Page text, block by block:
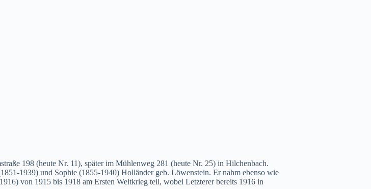
198 (heute Nr. 11), später im Mühlenweg 281 (heute Nr. 25) in Hilchenbach.
1939) und Sophie (1855-1940) Holländer geb. Löwenstein. Er nahm ebenso wie
von 1915 bis 1918 am Ersten Weltkrieg teil, wobei Letzterer bereits 1916 in